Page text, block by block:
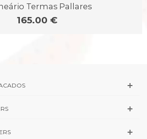
Termas Pallares
165.00 €